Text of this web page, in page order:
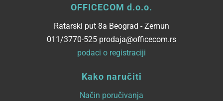
OFFICECOM d.o.o.
Ratarski put 8a Beograd - Zemun
011/3770-525 prodaja@officecom.rs
podaci o registraciji
Kako naručiti
Način poručivanja